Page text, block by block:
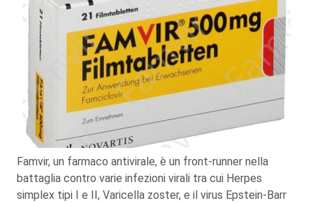
Famvir, un farmaco antivirale, è un front-runner nella
battaglia contro varie infezioni virali tra cui Herpes
simplex tipi I e II, Varicella zoster, e il virus Epstein-Barr